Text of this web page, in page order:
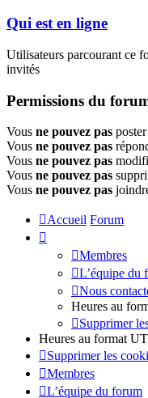
Qui est en ligne
Utilisateurs parcourant ce
invités
Permissions du
Vous ne pouvez pas
Vous ne pouvez pas
Vous ne pouvez pas
Vous ne pouvez pas
Vous ne pouvez pas
Accueil Forum
Membres
L’équipe du
Nous
Heures au
Supprimer
Heures au format
Supprimer les
Membres
L’équipe du forum